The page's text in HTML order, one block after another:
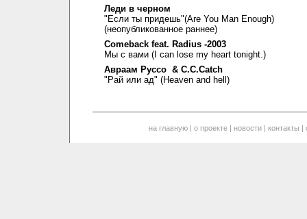
Леди в черном
"Если ты придешь"(Are You Man Enough)
(неопубликованное раннее)
Comeback feat. Radius -2003
Мы с вами (I can lose my heart tonight.)
Авраам Руссо & C.C.Catch
"Рай или ад" (Heaven and hell)
на главную| о проекте| новости| контакты |